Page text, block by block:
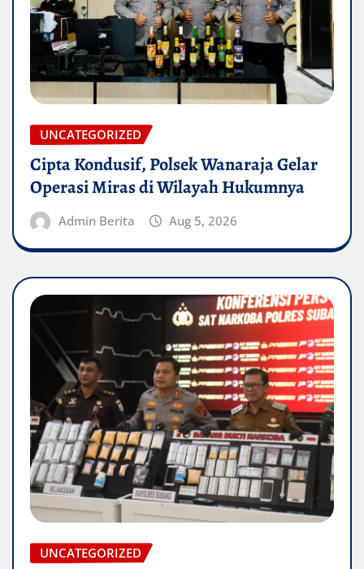
UNCATEGORIZED
Cipta Kondusif, Polsek Wanaraja Gelar
Operasi Miras di Wilayah Hukumnya
Admin Berita Aug 5, 2026
UNCATEGORIZED